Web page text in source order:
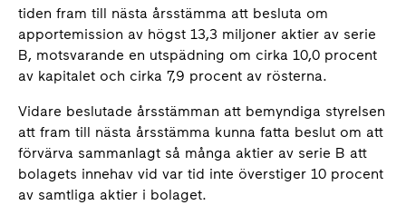
tiden fram till nästa årsstämma att besluta om
apportemission av högst 13,3 miljoner aktier av serie
B, motsvarande en utspädning om cirka 10,0 procent
av kapitalet och cirka 7,9 procent av rösterna.
Vidare beslutade årsstämman att bemyndiga styrelsen
att fram till nästa årsstämma kunna fatta beslut om att
förvärva sammanlagt så många aktier av serie B att
bolagets innehav vid var tid inte överstiger 10 procent
av samtliga aktier i bolaget.